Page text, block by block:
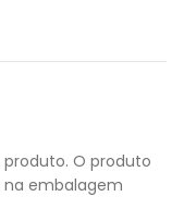
O produto
embalagem